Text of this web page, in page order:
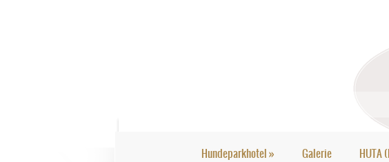
Hundeparkhotel» Galerie HUTA